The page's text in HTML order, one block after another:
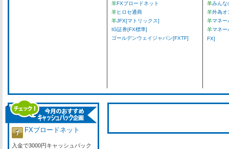
羊FXブロードネット
羊ヒロセ通商
羊JFX[マトリックス]
IG証券[FX標準]
ゴールデンウェイジャパン[FXTF]
羊みんな
羊外為オ
羊マネー
羊マネー
FX]
FXブロードネット
入金で3000円キャッシュバック